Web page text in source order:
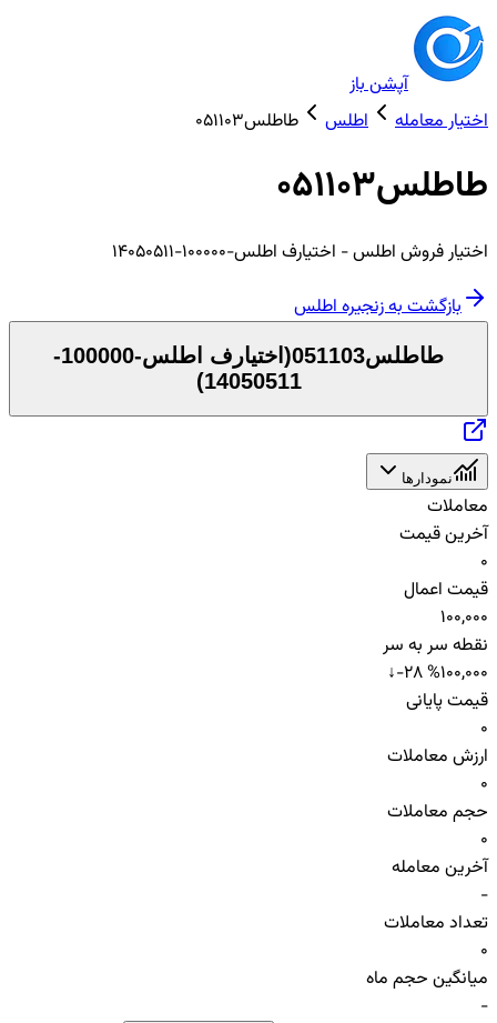
آپشن باز
اختیار معامله
اطلس طاطلس051103
طاطلس051103
اختیارفروش اطلس- اختیارف اطلس-100000-14050511
بازگشت به زنجیرهاطلس
طاطلس051103 (
اختیارف اطلس-100000-
14050511
)
نمودارها
معاملات
آخرین قیمت
0
قیمت اعمال
100,000
نقطه سر به سر
100,000
↓-28 %
قیمت پایانی
0
ارزش معاملات
0
حجم معاملات
0
آخرین معامله
-
تعداد معاملات
0
میانگین حجم ماه
-